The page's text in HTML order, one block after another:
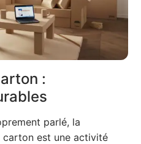
:
parlé, la
est une activité